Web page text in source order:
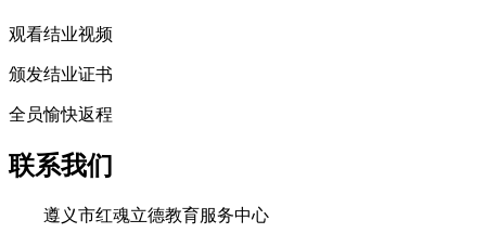
观看结业视频
颁发结业证书
全员愉快返程
联系我们
遵义市红魂立德教育服务中心